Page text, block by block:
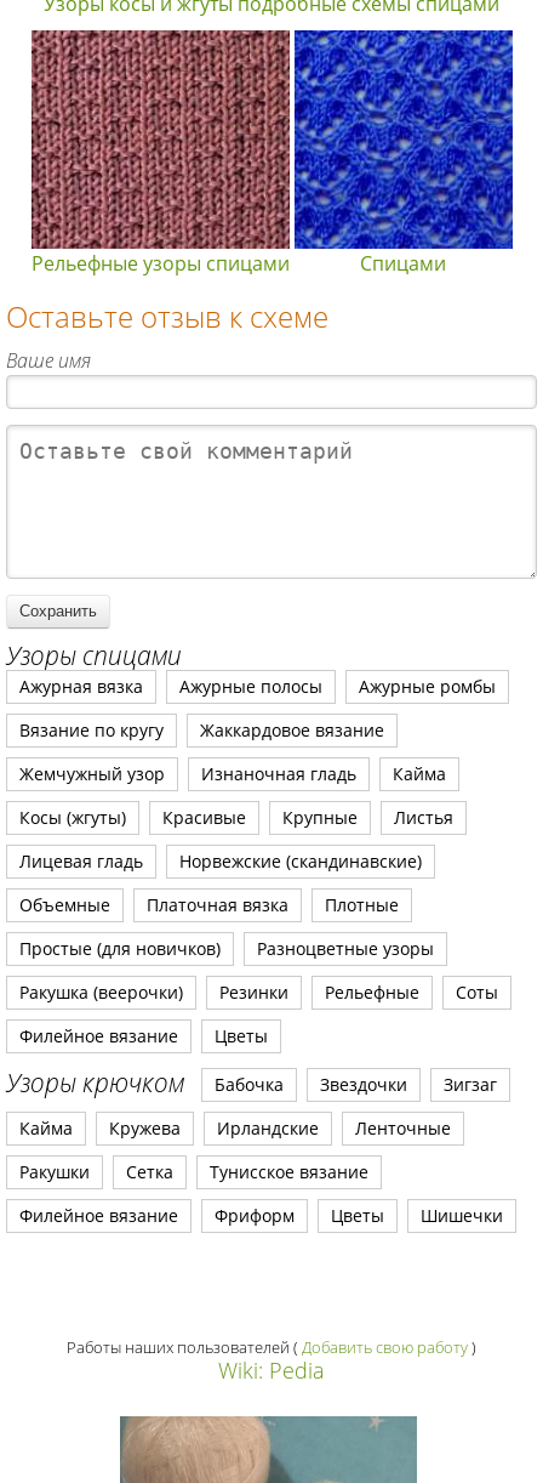
Рельефные узоры спицами Спицами
Оставьте отзыв к схеме
Ваше имя
Узоры спицами
Ажурная вязка Ажурные полосы
Ажурные ромбы
Вязание по кругу
Жаккардовое вязание
Жемчужный узор
Изнаночная гладь
Кайма
Косы (жгуты)
Красивые Крупные
Листья
Лицевая гладь
Норвежские (скандинавские)
Объемные
Платочная вязка
Плотные
Простые (для новичков)
Разноцветные узоры
Ракушка (веерочки)
Резинки Рельефные
Соты
Филейное вязание
Цветы
Узоры крючком Бабочка Звездочки
Зигзаг
Кайма
Кружева Ирландские
Ленточные
Ракушки
Сетка
Тунисское вязание
Филейное вязание
Фриформ Цветы Шишечки
Работы наших пользователей ( Добавить свою работу)
Wiki: Pedia